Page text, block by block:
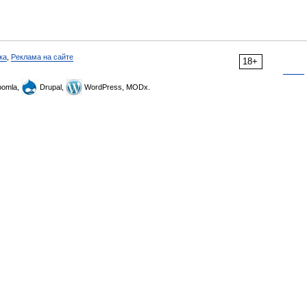
18+
Реклама на сайте
Drupal, WordPress, MODx.